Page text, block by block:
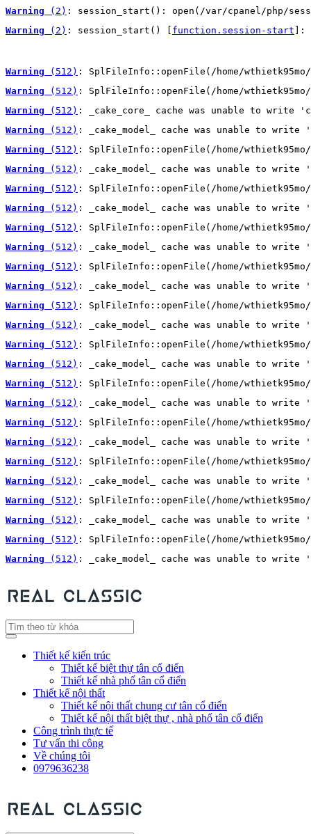
Warning (2) : session_start(): open(/var/cpanel/php/
Warning (2) : session_start() [ function.session-start ]:
Warning (512) : SplFileInfo::openFile(/home/wthietk95mo/
Warning (512) : SplFileInfo::openFile(/home/
Warning (512) : _cake_core_ cache was unable to write
Warning (512) : _cake_model_ cache was unable to
Warning (512) : SplFileInfo::openFile(/home/wthietk95mo/
Warning (512) : _cake_model_ cache was unable to
Warning (512) : SplFileInfo::openFile(/home/wthietk95mo/
Warning (512) : _cake_model_ cache was unable to
Warning (512) : SplFileInfo::openFile(/home/wthietk95mo/
Warning (512) : _cake_model_ cache was unable to
Warning (512) : SplFileInfo::openFile(/home/wthietk95mo/
Warning (512) : _cake_model_ cache was unable to
Warning (512) : SplFileInfo::openFile(/home/wthietk95mo/
Warning (512) : _cake_model_ cache was unable to
Warning (512) : SplFileInfo::openFile(/home/wthietk95mo/
Warning (512) : _cake_model_ cache was unable to
Warning (512) : SplFileInfo::openFile(/home/wthietk95mo/
Warning (512) : _cake_model_ cache was unable to
Warning (512) : SplFileInfo::openFile(/home/wthietk95mo/
Warning (512) : _cake_model_ cache was unable to
Warning (512) : SplFileInfo::openFile(/home/wthietk95mo/
Warning (512) : _cake_model_ cache was unable to
Warning (512) : SplFileInfo::openFile(/home/wthietk95mo/
Warning (512) : _cake_model_ cache was unable to
Warning (512) : SplFileInfo::openFile(/home/wthietk95mo/
Warning (512) : _cake_model_ cache was unable to
Thiết kế kiến trúc
Thiết kế biệt thự tân cổ điển
Thiết kế nhà phố tân cổ điển
Thiết kế nội thất
Thiết kế nội thất chung cư tân cổ điển
Thiết kế nội thất biệt thự , nhà phố tân cổ điển
Công trình thực tế
Tư vấn thi công
Về chúng tôi
0979636238